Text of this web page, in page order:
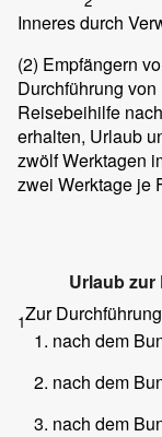
Inneres durch
(2) Empfängern
Durchführung
Reisebeihilfe
erhalten, Urlaub
zwölf Werktagen
zwei Werktage je
Urlaub
1Zur
nach dem
nach dem
nach dem